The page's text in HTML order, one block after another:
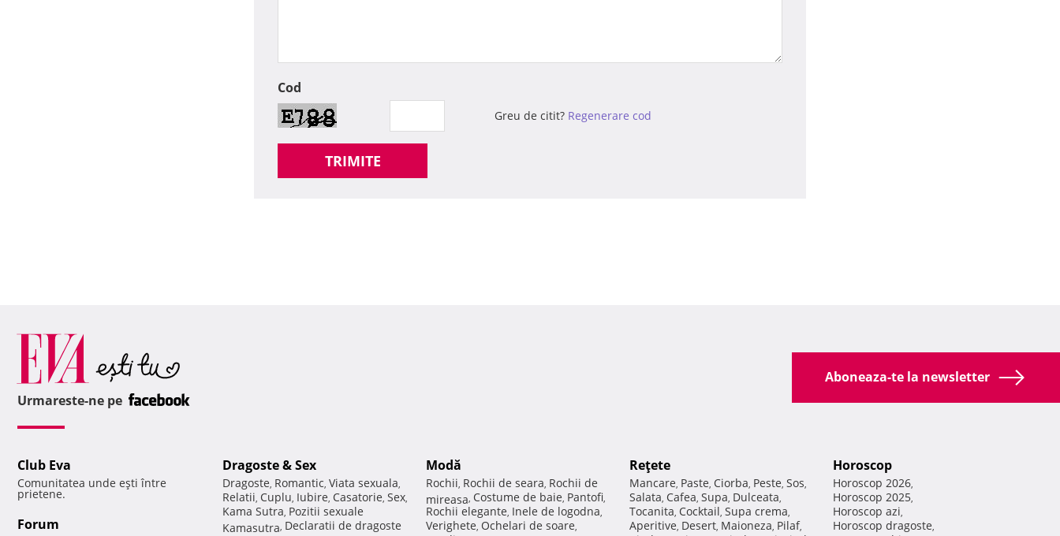
Cod
Greu de citit? Regenerare cod
TRIMITE
Aboneaza-te la newsletter
Urmareste-ne pe
Club Eva
Comunitatea unde eşti între
prietene.
Forum
Dragoste & Sex
Dragoste, Romantic, Viata sexuala,
Relatii, Cuplu, Iubire, Casatorie, Sex,
Kama Sutra, Pozitii sexuale
Kamasutra, Declaratii de dragoste
Modă
Rochii, Rochii de seara, Rochii de
mireasa, Costume de baie, Pantofi,
Rochii elegante, Inele de logodna,
Verighete, Ochelari de soare,
Reţete
Mancare, Paste, Ciorba, Peste, Sos,
Salata, Cafea, Supa, Dulceata,
Tocanita, Cocktail, Supa crema,
Aperitive, Desert, Maioneza, Pilaf,
Horoscop
Horoscop 2026,
Horoscop 2025,
Horoscop azi,
Horoscop dragoste,